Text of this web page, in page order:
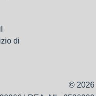
di
© 2026